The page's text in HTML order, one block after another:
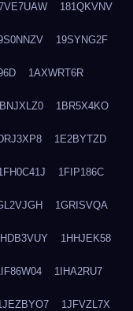
181QKVNV
19SYNG2F
1AXWRT6R
1BR5X4KO
1E2BYTZD
1FIP186C
1GRISVQA
1HHJEK58
1IHA2RU7
1JFVZL7X